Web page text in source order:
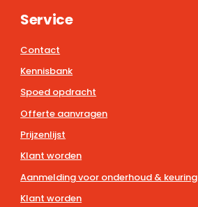
Service
Contact
Kennisbank
Spoed opdracht
Offerte aanvragen
Prijzenlijst
Klant worden
Aanmelding voor onderhoud & keuring
Klant worden